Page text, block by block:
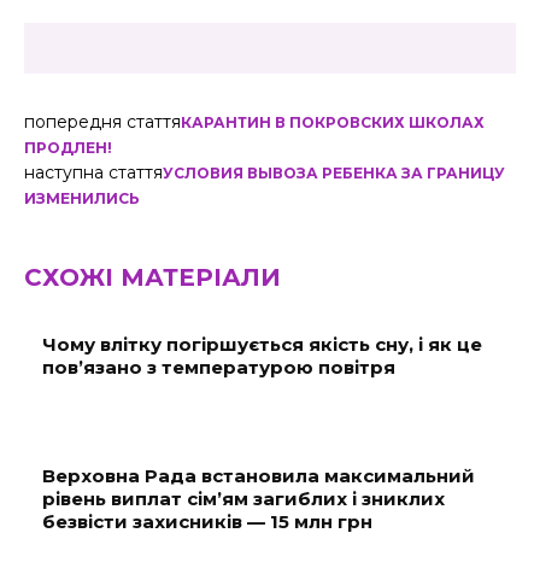
попередня статтяКАРАНТИН В ПОКРОВСКИХ ШКОЛАХ
ПРОДЛЕН!
наступна статтяУСЛОВИЯ ВЫВОЗА РЕБЕНКА ЗА ГРАНИЦУ
ИЗМЕНИЛИСЬ
СХОЖІ МАТЕРІАЛИ
Чому влітку погіршується якість сну, і як це
пов’язано з температурою повітря
Верховна Рада встановила максимальний
рівень виплат сім’ям загиблих і зниклих
безвісти захисників — 15 млн грн